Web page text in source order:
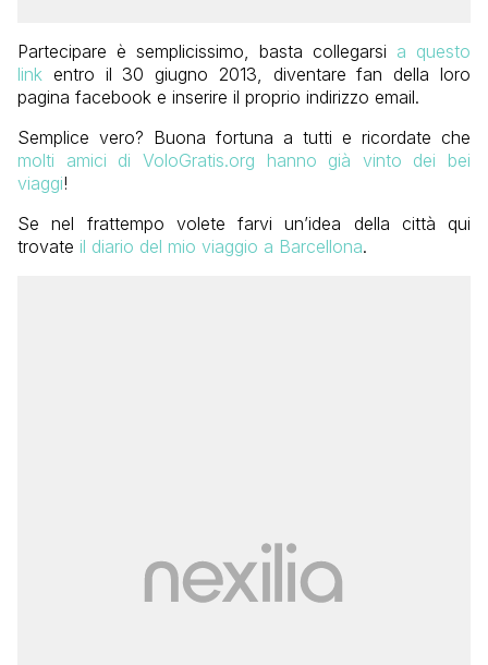
Partecipare è semplicissimo, basta collegarsi a questo
link entro il 30 giugno 2013, diventare fan della loro
pagina facebook e inserire il proprio indirizzo email.
Semplice vero? Buona fortuna a tutti e ricordate che
molti amici di VoloGratis.org hanno già vinto dei bei
viaggi!
Se nel frattempo volete farvi un’idea della città qui
trovate il diario del mio viaggio a Barcellona.